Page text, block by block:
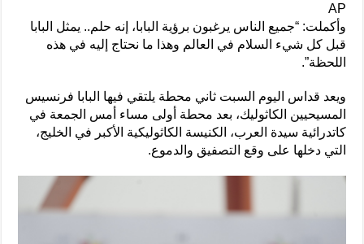
AP
وأكملت: “جميع الناس يرغبون برؤية البابا، إنه حلم.. يمثل البابا
قبل كل شيء السلام في العالم وهذا ما نحتاج إليه في هذه
اللحظة”.
ويعد قداس اليوم السبت ثاني محطة يلتقي فيها البابا فرنسيس
المسيحيين الكاثوليك، بعد محطة أولى مساء أمس الجمعة في
كاتدرائية سيدة العرب، الكنيسة الكاثوليكية الأكبر في الخليج،
التي دخلها على وقع التصفيق والدموع.